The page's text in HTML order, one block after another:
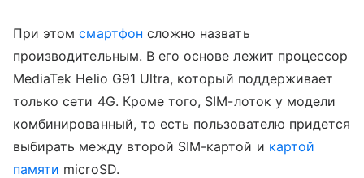
При этомсмартфон сложно назвать
производительным. В его основе лежит процессор
MediaTek Helio G91 Ultra, который поддерживает
только сети 4G. Кроме того, SIM-лоток у модели
комбинированный, то есть пользователю придется
выбирать между второй SIM-картой и картой
памяти microSD.